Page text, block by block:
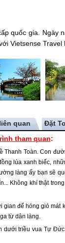
quốc gia. Ngày
Vietsense
quan
tham quan:
Toàn. Con
lúa xanh biếc,
làng ấy bạn sẽ
Không khí thật
để hóng gió
từ dân làng.
triều vua Tự